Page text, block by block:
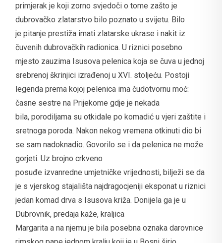
primjerak je koji zorno svjedoči o tome zašto je
dubrovačko zlatarstvo bilo poznato u svijetu. Bilo
je pitanje prestiža imati zlatarske ukrase i nakit iz
čuvenih dubrovačkih radionica. U riznici posebno
mjesto zauzima Isusova pelenica koja se čuva u jednoj
srebrenoj škrinjici izrađenoj u XVI. stoljeću. Postoji
legenda prema kojoj pelenica ima čudotvornu moć:
časne sestre na Prijekome gdje je nekada
bila, porodiljama su otkidale po komadić u vjeri zaštite i
sretnoga poroda. Nakon nekog vremena otkinuti dio bi
se sam nadoknadio. Govorilo se i da pelenica ne može
gorjeti. Uz brojno crkveno
posuđe izvanredne umjetničke vrijednosti, bilježi se da
je s vjerskog stajališta najdragocjeniji eksponat u riznici
jedan komad drva s Isusova križa. Donijela ga je u
Dubrovnik, predaja kaže, kraljica
Margarita a na njemu je bila posebna oznaka darovnice